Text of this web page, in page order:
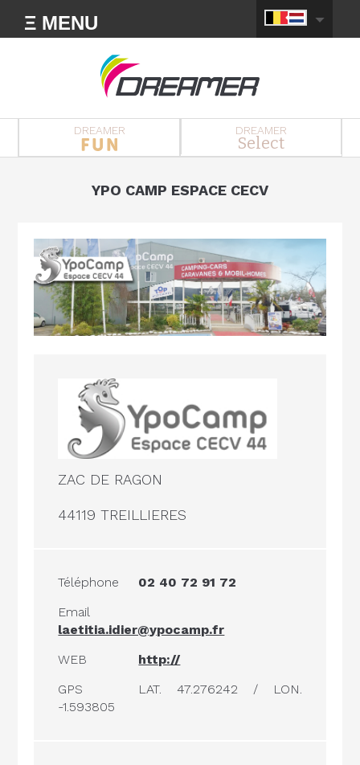
Ξ MENU
DREAMER DREAMER
Select
YPO CAMP ESPACE CECV
ZAC DE RAGON
44119 TREILLIERES
Téléphone
02 40 72 91 72
Email
laetitia.idier@ypocamp.fr
WEB
http://
GPS
LAT. 47.276242 / LON.
-1.593805